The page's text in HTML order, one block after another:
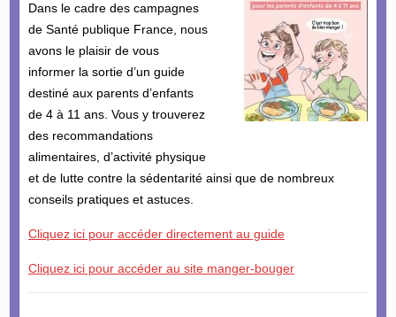
Dans le cadre des campagnes
de Santé publique France, nous
avons le plaisir de vous
informer la sortie d’un guide
destiné aux parents d’enfants
de 4 à 11 ans. Vous y trouverez
des recommandations
alimentaires, d’activité physique
et de lutte contre la sédentarité ainsi que de nombreux
conseils pratiques et astuces.
Cliquez ici pour accéder directement au guide
Cliquez ici pour accéder au site manger-bouger